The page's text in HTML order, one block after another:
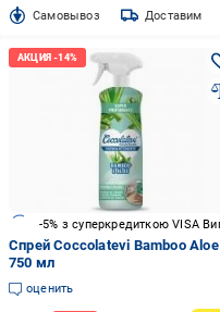
Cамовывоз Доставим
Спрей Coccolatevi Bamboo Aloe
750 мл
оценить